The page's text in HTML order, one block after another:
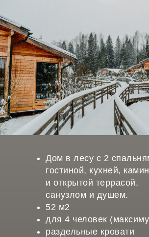
Дом в лесу с 2
гостиной, кухней,
и открытой террасой,
санузлом и душем.
52 м2
для 4 человек
раздельные кровати